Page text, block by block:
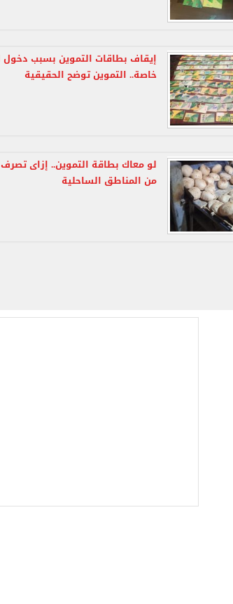
إيقاف بطاقات التموين بسبب دخول
خاصة.. التموين توضح الحقيقية
لو معاك بطاقة التموين.. إزاى تصرف
من المناطق الساحلية